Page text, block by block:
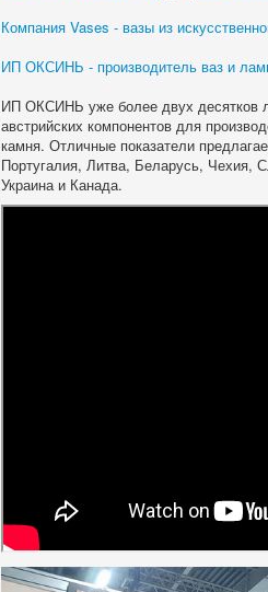
Компания Vases - вазы из
ИП ОКСИНЬ - производитель ваз и
ИП ОКСИНЬ уже более двух десятков
австрийских компонентов для
камня. Отличные показатели
Португалия, Литва, Беларусь, Чехия,
Украина и Канада.